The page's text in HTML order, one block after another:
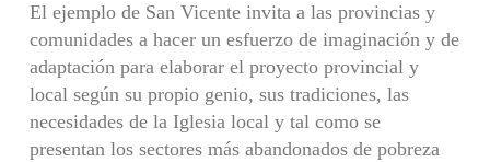
El ejemplo de San Vicente invita a las provincias y
comunidades a hacer un esfuerzo de ima­ginación y de
adaptación para elaborar el proyecto provincial y
local según su propio genio, sus tra­diciones, las
necesidades de la Iglesia local y tal como se
presentan los sectores más abandonados de pobreza